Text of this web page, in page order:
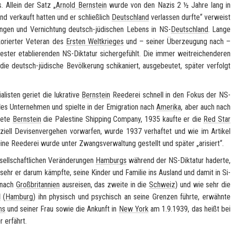
Al­lein der Satz „Ar­nold Bern­stein wurde von den Nazis 2 ½ Jahre lang in
ver­kauft hat­ten und er schließ­lich Deutsch­land ver­las­sen durf­te“ ver­weist
und Ver­nich­tung deutsch-​jüdischen Le­bens in NS-Deutsch­land. Lange
Ve­te­ran des Ers­ten Welt­krie­ges und – sei­ner Über­zeu­gung nach –
eta­blie­ren­den NS-​Diktatur si­cher­ge­fühlt. Die immer weit­rei­chen­de­ren
deutsch-​jüdische Be­völ­ke­rung schi­ka­niert, aus­ge­beu­tet, spä­ter ver­folgt
ge­riet die lu­kra­ti­ve Bern­stein Ree­de­rei schnell in den Fokus der NS-​
Un­ter­neh­men und spiel­te in der Emi­gra­ti­on nachAme­ri­ka, aber auch nach
Bern­stein die Pa­les­ti­ne Ship­ping Com­pa­ny, 1935 kauf­te er die Red Star
De­vi­sen­ver­ge­hen vor­war­fen, wurde 1937 ver­haf­tet und wie im Ar­ti­kel
Ree­de­rei wurde unter Zwangs­ver­wal­tung ge­stellt und spä­ter „ari­siert“.
Ver­än­de­run­gen Ham­burgs wäh­rend der NS-​Diktatur ha­der­te,
er darum kämpf­te, seine Kin­der und Fa­mi­lie ins Aus­land und damit in Si­
Groß­bri­tan­ni­en aus­rei­sen, das zwei­te in dieSchweiz) und wie sehr die
(Ham­burg) ihn phy­sisch und psy­chisch an seine Gren­zen führ­te, er­wähn­te
und sei­ner Frau sowie die An­kunft in New Yorkam 1.9.1939, das heißt bei
er­fährt.